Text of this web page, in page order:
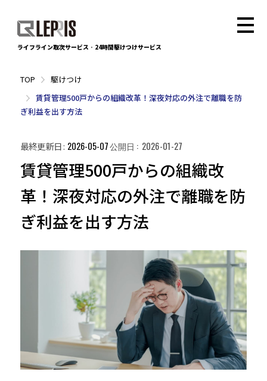
ライフライン取次サービス ・ 24時間駆けつけサービス
駆けつけ
賃貸管理500戸からの組織改革！深夜対応の外注で離職を防
ぎ利益を出す方法
最終更新日 2026-05-07公開日 2026-01-27
賃貸管理500戸からの組織改
革！深夜対応の外注で離職を防
ぎ利益を出す方法